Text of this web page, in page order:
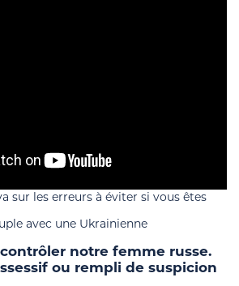
sur les erreurs à éviter si vous êtes
avec une Ukrainienne
contrôler notre femme russe.
ou rempli de suspicion